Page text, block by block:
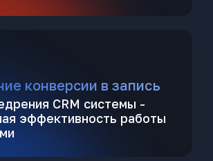
конверсии в запись
CRM системы -
эффективность работы